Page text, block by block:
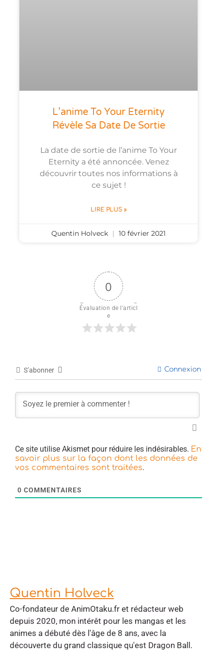
L’anime To Your Eternity
Révèle Sa Date De Sortie
La date de sortie de l’anime To Your
Eternity a été annoncée. Venez
découvrir toutes nos informations à
ce sujet !
LIRE PLUS »
Quentin Holveck 10 février 2021
0
Évaluation de l'articl
e
S’abonner Connexion
Ce site utilise Akismet pour réduire les indésirables. En
savoir plus sur la façon dont les données de
vos commentaires sont traitées.
0 COMMENTAIRES
Quentin Holveck
Co-fondateur de AnimOtaku.fr et rédacteur web
depuis 2020, mon intérêt pour les mangas et les
animes a débuté dès l'âge de 8 ans, avec la
découverte du grand classique qu'est Dragon Ball.